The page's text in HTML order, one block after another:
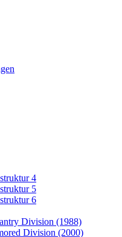
4
5
6
Division (1988)
Division (2000)